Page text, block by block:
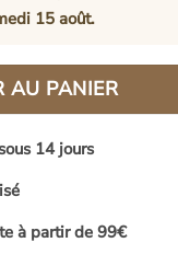
15 août.
AU PANIER
14 jours
à partir de 99€